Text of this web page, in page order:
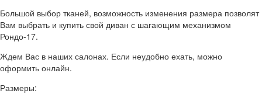
Большой выбор тканей, возможность изменения размера позволят
Вам выбрать и купить свой диван с шагающим механизмом
Рондо-17.
Ждем Вас в наших салонах. Если неудобно ехать, можно
оформить онлайн.
Размеры: